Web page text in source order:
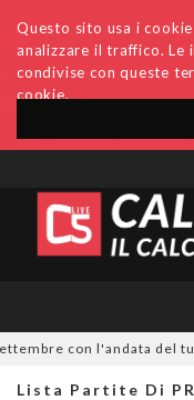
Questo sito usa i
analizzare il traffico. Le
condivise con queste
cookie.
Accedi Archivio
con l'andata del
Lista Partite Di